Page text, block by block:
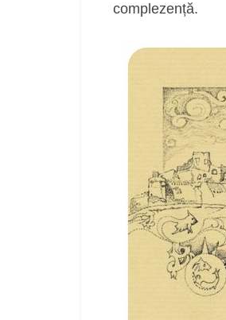
complezență.